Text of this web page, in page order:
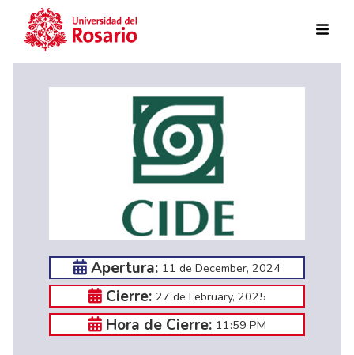
Apertura: 11 de December, 2024
Cierre: 27 de February, 2025
Hora de Cierre: 11:59 PM